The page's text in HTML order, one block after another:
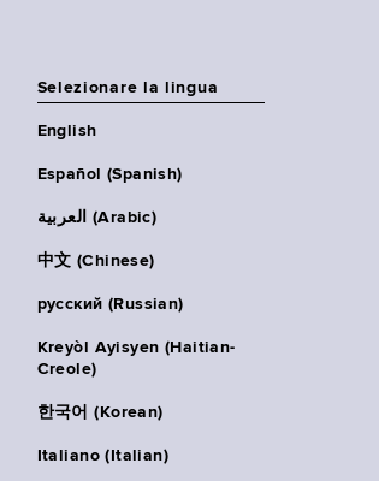
Selezionare la lingua
English
Español (Spanish)
العربية (Arabic)
中文 (Chinese)
русский (Russian)
Kreyòl Ayisyen (Haitian-
Creole)
한국어 (Korean)
Italiano (Italian)